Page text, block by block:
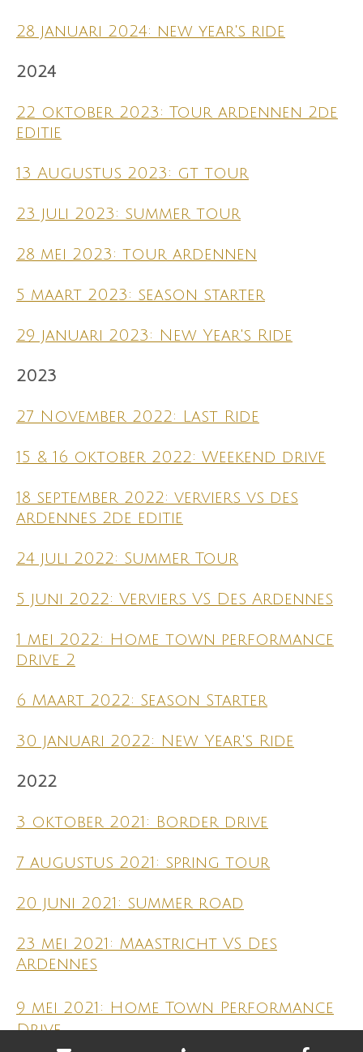
28 januari 2024: new year's ride
2024
22 oktober 2023: Tour ardennen 2de
editie
13 Augustus 2023: gt tour
23 juli 2023: summer tour
28 mei 2023: tour ardennen
5 maart 2023: season starter
29 januari 2023: New Year's Ride
2023
27 November 2022: Last Ride
15 & 16 oktober 2022: Weekend drive
18 september 2022: verviers vs des
ardennes 2de editie
24 juli 2022: Summer Tour
5 juni 2022: Verviers VS Des Ardennes
1 mei 2022: Home town performance
drive 2
6 Maart 2022: Season Starter
30 januari 2022: New Year's Ride
2022
3 oktober 2021: Border drive
7 augustus 2021: spring tour
20 juni 2021: summer road
23 mei 2021: Maastricht VS Des
Ardennes
9 mei 2021: Home Town Performance
Drive